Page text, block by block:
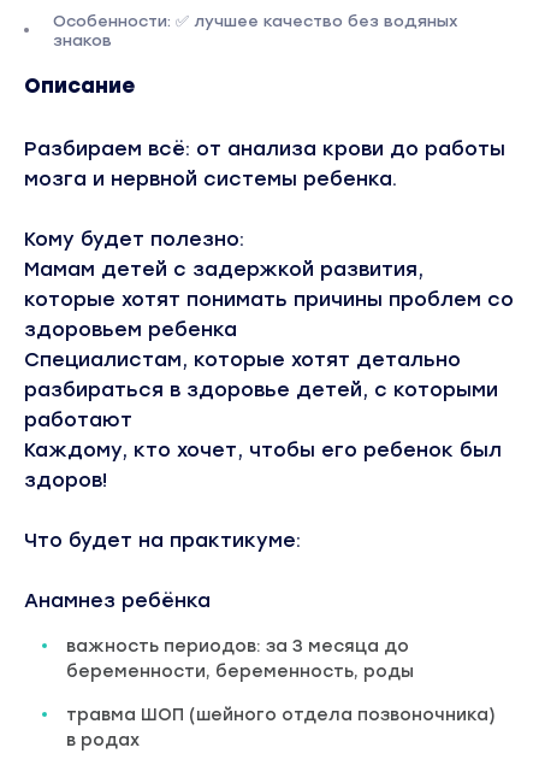
Особенности: ✅ лучшее качество без водяных
знаков
Описание
Разбираем всё: от анализа крови до работы
мозга и нервной системы ребенка.
Кому будет полезно:
Мамам детей с задержкой развития,
которые хотят понимать причины проблем со
здоровьем ребенка
Специалистам, которые хотят детально
разбираться в здоровье детей, с которыми
работают
Каждому, кто хочет, чтобы его ребенок был
здоров!
Что будет на практикуме:
Анамнез ребёнка
важность периодов: за 3 месяца до
беременности, беременность, роды
травма ШОП (шейного отдела позвоночника)
в родах